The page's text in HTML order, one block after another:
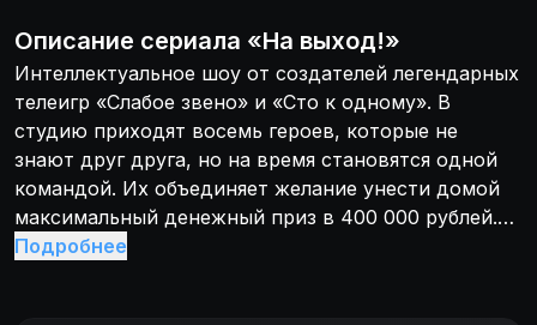
Описание сериала «На выход!»
Интеллектуальное шоу от создателей легендарных
телеигр «Слабое звено» и «Сто к одному». В
студию приходят восемь героев, которые не
знают друг друга, но на время становятся одной
командой. Их объединяет желание унести домой
максимальный денежный приз в 400 000 рублей.
После каждого раунда игроков ждёт серьёзное
Подробнее